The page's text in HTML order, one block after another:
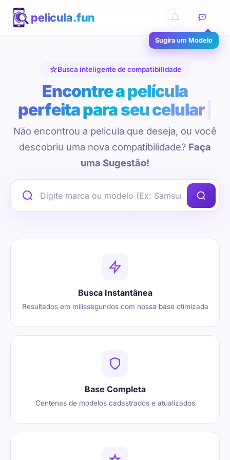
pelicula.fun
Sugira um Modelo
Busca inteligente de compatibilidade
Encontre a película
perfeita para seu celular
Não encontrou a pelicula que deseja, ou você
descobriu uma nova compatibilidade? Faça
uma Sugestão!
Busca Instantânea
Resultados em milissegundos com nossa base otimizada
Base Completa
Centenas de modelos cadastrados e atualizados